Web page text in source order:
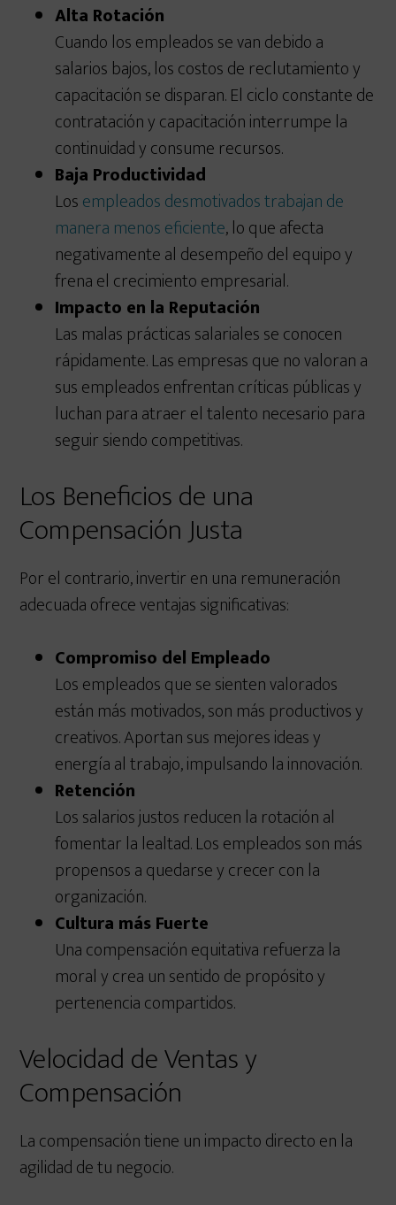
Alta Rotación
Cuando los empleados se van debido a
salarios bajos, los costos de reclutamiento y
capacitación se disparan. El ciclo constante de
contratación y capacitación interrumpe la
continuidad y consume recursos.
Baja Productividad
Losempleados desmotivados trabajan de
manera menos eficiente, lo que afecta
negativamente al desempeño del equipo y
frena el crecimiento empresarial.
Impacto en la Reputación
Las malas prácticas salariales se conocen
rápidamente. Las empresas que no valoran a
sus empleados enfrentan críticas públicas y
luchan para atraer el talento necesario para
seguir siendo competitivas.
Los Beneficios de una
Compensación Justa
Por el contrario, invertir en una remuneración
adecuada ofrece ventajas significativas:
Compromiso del Empleado
Los empleados que se sienten valorados
están más motivados, son más productivos y
creativos. Aportan sus mejores ideas y
energía al trabajo, impulsando la innovación.
Retención
Los salarios justos reducen la rotación al
fomentar la lealtad. Los empleados son más
propensos a quedarse y crecer con la
organización.
Cultura más Fuerte
Una compensación equitativa refuerza la
moral y crea un sentido de propósito y
pertenencia compartidos.
Velocidad de Ventas y
Compensación
La compensación tiene un impacto directo en la
agilidad de tu negocio.